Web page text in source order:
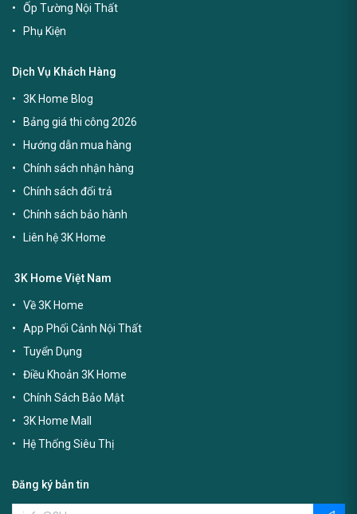
Ốp Tường Nội Thất
Phụ Kiện
Dịch Vụ Khách Hàng
3K Home Blog
Bảng giá thi công 2026
Hướng dẫn mua hàng
Chính sách nhận hàng
Chính sách đổi trả
Chính sách bảo hành
Liên hệ 3K Home
3K Home Việt Nam
Về 3K Home
App Phối Cảnh Nội Thất
Tuyển Dụng
Điều Khoản 3K Home
Chính Sách Bảo Mật
3K Home Mall
Hệ Thống Siêu Thị
Đăng ký bản tin